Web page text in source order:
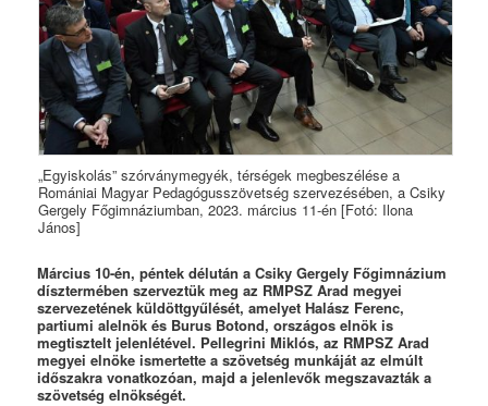
„Egyiskolás” szórványmegyék, térségek megbeszélése a
Romániai Magyar Pedagógusszövetség szervezésében, a Csiky
Gergely Főgimnáziumban, 2023. március 11-én [Fotó: Ilona
János]
Március 10-én, péntek délután a Csiky Gergely Főgimnázium
dísztermében szerveztük meg az RMPSZ Arad megyei
szervezetének küldöttgyűlését, amelyet Halász Ferenc,
partiumi alelnök és Burus Botond, országos elnök is
megtisztelt jelenlétével. Pellegrini Miklós, az RMPSZ Arad
megyei elnöke ismertette a szövetség munkáját az elmúlt
időszakra vonatkozóan, majd a jelenlevők megszavazták a
szövetség elnökségét.